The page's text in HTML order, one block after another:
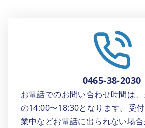
0465-38-2030
お電話でのお問い合わせ時間は
の14:00〜18:30となります。受
業中などお電話に出られない場合